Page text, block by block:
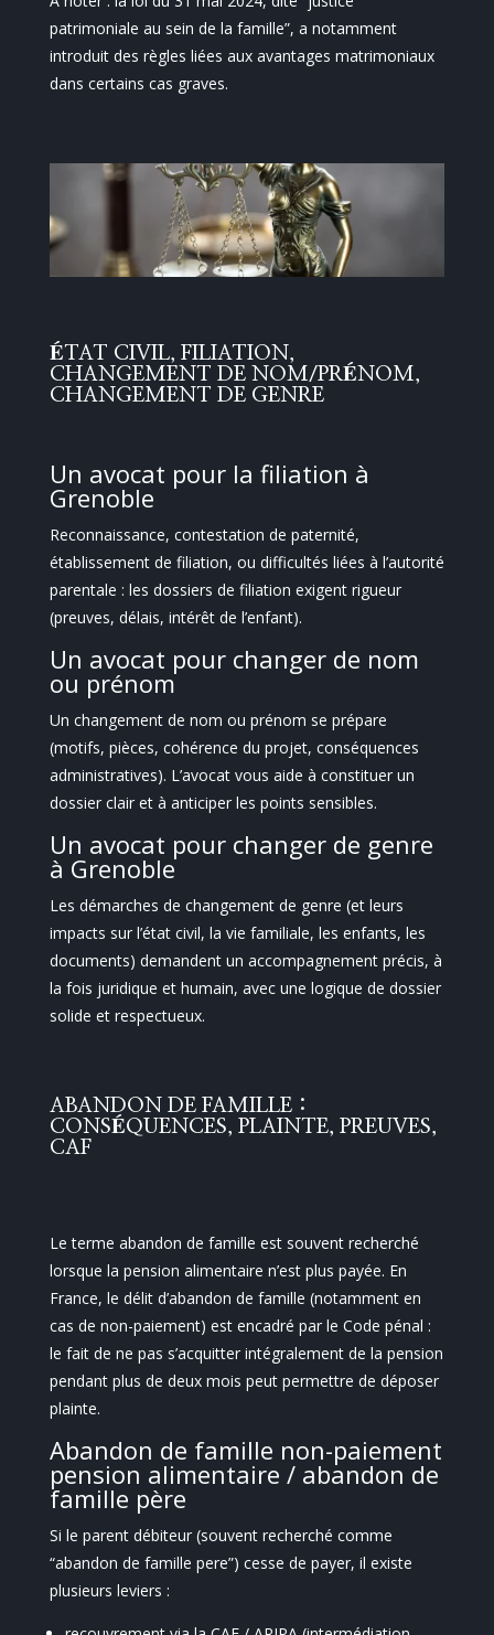
patrimoniale au sein de la famille”, a notamment
introduit des règles liées aux avantages matrimoniaux
dans certains cas graves.
ÉTAT CIVIL, FILIATION,
CHANGEMENT DE NOM/PRÉNOM,
CHANGEMENT DE GENRE
Un avocat pour la filiation à
Grenoble
Reconnaissance, contestation de paternité,
établissement de filiation, ou difficultés liées à l’autorité
parentale : les dossiers de filiation exigent rigueur
(preuves, délais, intérêt de l’enfant).
Un avocat pour changer de nom
ou prénom
Un changement de nom ou prénom se prépare
(motifs, pièces, cohérence du projet, conséquences
administratives). L’avocat vous aide à constituer un
dossier clair et à anticiper les points sensibles.
Un avocat pour changer de genre
à Grenoble
Les démarches de changement de genre (et leurs
impacts sur l’état civil, la vie familiale, les enfants, les
documents) demandent un accompagnement précis, à
la fois juridique et humain, avec une logique de dossier
solide et respectueux.
ABANDON DE FAMILLE :
CONSÉQUENCES, PLAINTE, PREUVES,
CAF
Le terme abandon de famille est souvent recherché
lorsque la pension alimentaire n’est plus payée. En
France, le délit d’abandon de famille (notamment en
cas de non-paiement) est encadré par le Code pénal :
le fait de ne pas s’acquitter intégralement de la pension
pendant plus de deux mois peut permettre de déposer
plainte.
Abandon de famille non-paiement
pension alimentaire / abandon de
famille père
Si le parent débiteur (souvent recherché comme
“abandon de famille pere”) cesse de payer, il existe
plusieurs leviers :